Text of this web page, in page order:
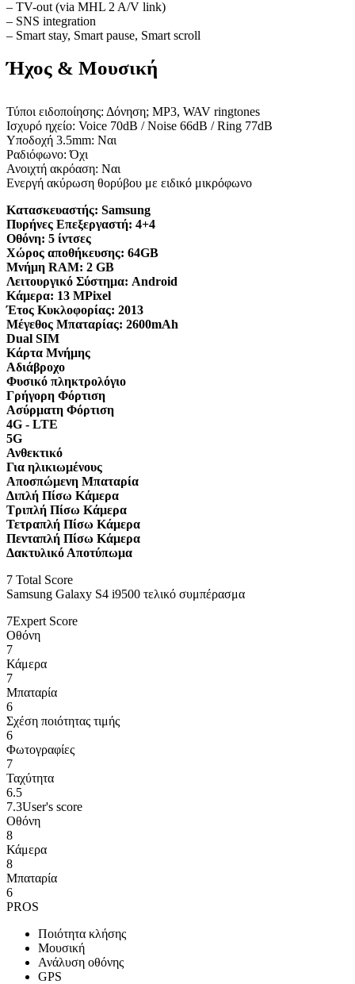
– TV-out (via MHL 2 A/V link)
– SNS integration
– Smart stay, Smart pause, Smart scroll
Ήχος & Μουσική
Τύποι ειδοποίησης: Δόνηση; MP3, WAV ringtones
Ισχυρό ηχείο: Voice 70dB / Noise 66dB / Ring 77dB
Υποδοχή 3.5mm: Ναι
Ραδιόφωνο: Όχι
Ανοιχτή ακρόαση: Ναι
Ενεργή ακύρωση θορύβου με ειδικό μικρόφωνο
Κατασκευαστής: Samsung
Πυρήνες Επεξεργαστή: 4+4
Οθόνη: 5 ίντσες
Χώρος αποθήκευσης: 64GB
Μνήμη RAM: 2 GB
Λειτουργικό Σύστημα: Android
Κάμερα: 13 MPixel
Έτος Κυκλοφορίας: 2013
Μέγεθος Μπαταρίας: 2600mAh
Dual SIM
Κάρτα Μνήμης
Αδιάβροχο
Φυσικό πληκτρολόγιο
Γρήγορη Φόρτιση
Ασύρματη Φόρτιση
4G - LTE
5G
Ανθεκτικό
Για ηλικιωμένους
Αποσπώμενη Μπαταρία
Διπλή Πίσω Κάμερα
Τριπλή Πίσω Κάμερα
Τετραπλή Πίσω Κάμερα
Πενταπλή Πίσω Κάμερα
Δακτυλικό Αποτύπωμα
7 Total Score
Samsung Galaxy S4 i9500 τελικό συμπέρασμα
7Expert Score
Οθόνη
7
Κάμερα
7
Μπαταρία
6
Σχέση ποιότητας τιμής
6
Φωτογραφίες
7
Ταχύτητα
6.5
7.3User's score
Οθόνη
8
Κάμερα
8
Μπαταρία
6
PROS
Ποιότητα κλήσης
Μουσική
Ανάλυση οθόνης
GPS